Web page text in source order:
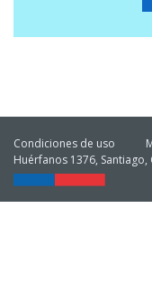
Condiciones de uso
Huérfanos 1376,